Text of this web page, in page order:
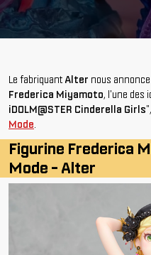
Le fabriquant Alter nous
Frederica Miyamoto, l'une des
iDOLM@STER Cinderella Girls
Mode.
Figurine Frederica
Mode - Alter